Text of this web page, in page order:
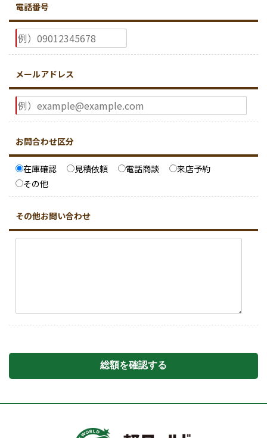
電話番号
メールアドレス
お問合わせ区分
在庫確認 見積依頼 電話商談
来店予約
その他
その他お問い合わせ